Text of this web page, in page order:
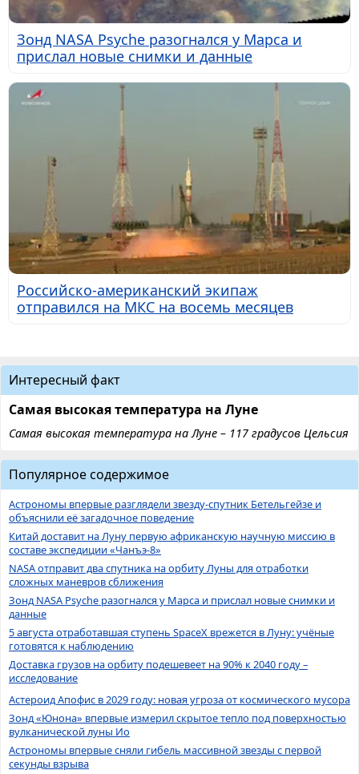
Зонд NASA Psyche разогнался у Марса и
прислал новые снимки и данные
Российско-американский экипаж
отправился на МКС на восемь месяцев
Интересный факт
Самая высокая температура на Луне
Самая высокая температура на Луне – 117 градусов Цельсия
Популярное содержимое
Астрономы впервые разглядели звезду-спутник Бетельгейзе и
объяснили её загадочное поведение
Китай доставит на Луну первую африканскую научную миссию в
составе экспедиции «Чанъэ-8»
NASA отправит два спутника на орбиту Луны для отработки
сложных маневров сближения
Зонд NASA Psyche разогнался у Марса и прислал новые снимки и
данные
5 августа отработавшая ступень SpaceX врежется в Луну: учёные
готовятся к наблюдению
Доставка грузов на орбиту подешевеет на 90% к 2040 году –
исследование
Астероид Апофис в 2029 году: новая угроза от космического мусора
Зонд «Юнона» впервые измерил скрытое тепло под поверхностью
вулканической луны Ио
Астрономы впервые сняли гибель массивной звезды с первой
секунды взрыва